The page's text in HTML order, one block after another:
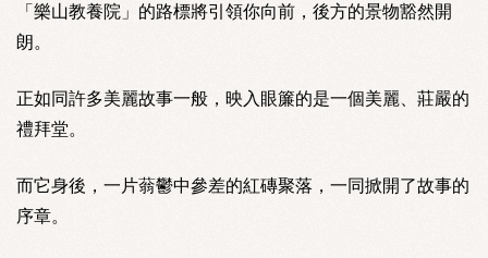
「樂山教養院」的路標將引領你向前，後方的景物豁然開
朗。
正如同許多美麗故事一般，映入眼簾的是一個美麗、莊嚴的
禮拜堂。
而它身後，一片蓊鬱中參差的紅磚聚落，一同掀開了故事的
序章。